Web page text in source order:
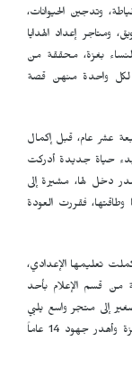
وتدجين الحيوانات،
ومتاجر إعداد الهدايا
النساء بغزة، محققة من
لكل واحدة منهن قصة
عشر عام، قبل إكمال
حياة جديدة أدركت
دخل لها، مشيرة إلى
وطاقتها، فقررت العودة
تعليمها الإعدادي،
من قسم الإعلام بأحد
إلى متجر واسع يلبي
كافة احتياجات وأذواق النساء، إلى أن اندلعت الحرب في غزة وأهدر جهود 14 عاماً